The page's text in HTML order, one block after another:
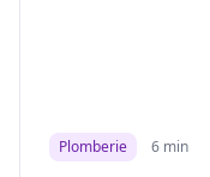
Plomberie 6 min